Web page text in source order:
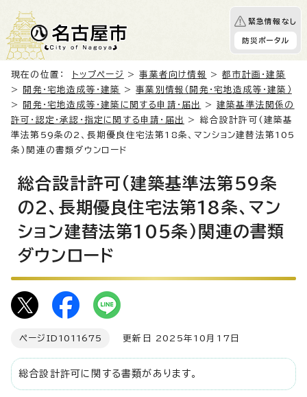
緊急情報なし
防災ポータル
現在の位置： トップページ >事業者向け情報 >都市計画・建築
>
開発・宅地造成等・建築 >事業別情報（開発・宅地造成等・建築）
>
開発・宅地造成等・建築に関する申請・届出 >建築基準法関係の
許可・認定・承認・指定に関する申請・届出
> 総合設計許可(建築基
準法第59条の2、長期優良住宅法第18条、マンション建替法第105
条)関連の書類ダウンロード
総合設計許可(建築基準法第59条
の2、長期優良住宅法第18条、マン
ション建替法第105条)関連の書類
ダウンロード
ページID 1011675 更新日 2025年10月17日
総合設計許可に関する書類があります。